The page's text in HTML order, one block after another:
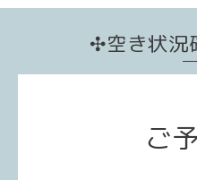
✣空き状況
ご